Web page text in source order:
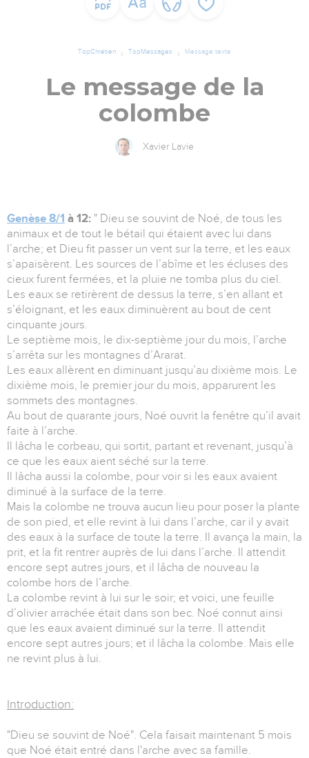
TopChrétien TopMessages Message texte
Le message de la
colombe
Xavier Lavie
Genèse 8/1 à 12: " Dieu se souvint de Noé, de tous les
animaux et de tout le bétail qui étaient avec lui dans
l’arche; et Dieu fit passer un vent sur la terre, et les eaux
s’apaisèrent. Les sources de l’abîme et les écluses des
cieux furent fermées, et la pluie ne tomba plus du ciel.
Les eaux se retirèrent de dessus la terre, s’en allant et
s’éloignant, et les eaux diminuèrent au bout de cent
cinquante jours.
Le septième mois, le dix-septième jour du mois, l’arche
s’arrêta sur les montagnes d’Ararat.
Les eaux allèrent en diminuant jusqu’au dixième mois. Le
dixième mois, le premier jour du mois, apparurent les
sommets des montagnes.
Au bout de quarante jours, Noé ouvrit la fenêtre qu’il avait
faite à l’arche.
Il lâcha le corbeau, qui sortit, partant et revenant, jusqu’à
ce que les eaux aient séché sur la terre.
Il lâcha aussi la colombe, pour voir si les eaux avaient
diminué à la surface de la terre.
Mais la colombe ne trouva aucun lieu pour poser la plante
de son pied, et elle revint à lui dans l’arche, car il y avait
des eaux à la surface de toute la terre. Il avança la main, la
prit, et la fit rentrer auprès de lui dans l’arche. Il attendit
encore sept autres jours, et il lâcha de nouveau la
colombe hors de l’arche.
La colombe revint à lui sur le soir; et voici, une feuille
d’olivier arrachée était dans son bec. Noé connut ainsi
que les eaux avaient diminué sur la terre. Il attendit
encore sept autres jours; et il lâcha la colombe. Mais elle
ne revint plus à lui.
Introduction:
"Dieu se souvint de Noé". Cela faisait maintenant 5 mois
que Noé était entré dans l'arche avec sa famille.